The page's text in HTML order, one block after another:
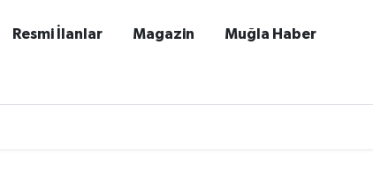
Resmi İlanlar Magazin Muğla Haber